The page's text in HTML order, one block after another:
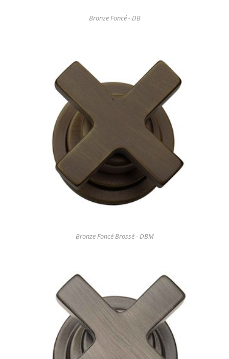
Bronze Foncé - DB
Bronze Foncé Brossé - DBM